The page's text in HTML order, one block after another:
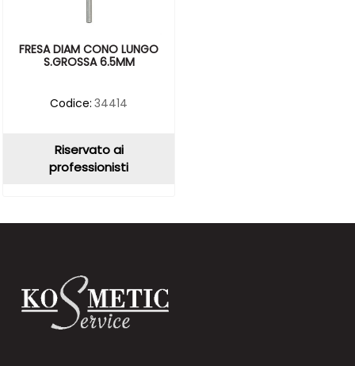
FRESA DIAM CONO LUNGO
S.GROSSA 6.5MM
Codice: 34414
Riservato ai
professionisti